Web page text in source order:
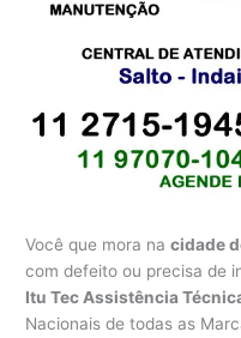
Você que mora nacidade
com defeito ou precisa de
Itu Tec Assistência
Nacionais de todas as